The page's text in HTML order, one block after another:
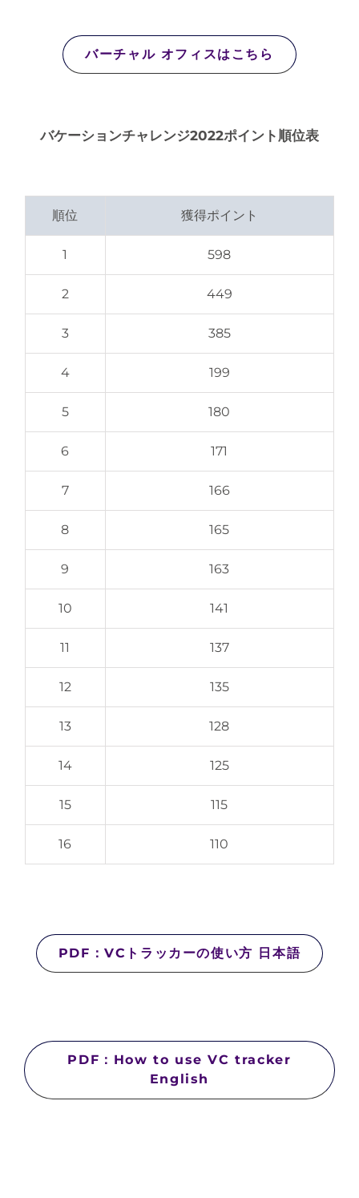
バーチャル オフィスはこちら
バケーションチャレンジ2022ポイント順位表
順位 獲得ポイント
1 598
2 449
3 385
4 199
5 180
6 171
7 166
8 165
9 163
10 141
11 137
12 135
13 128
14 125
15 115
16 110
PDF：VCトラッカーの使い方 日本語
PDF：How to use VC tracker
English